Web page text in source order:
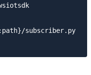
subscriber.py